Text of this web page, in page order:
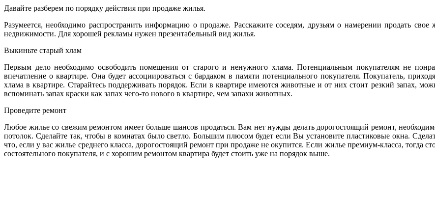
Давайте разберем по порядку действия при продаже жилья.
Разумеется, необходимо распространить информацию о продаже. Расскажите соседям, друзьям о намерении продать свое
недвижимости. Для хорошей рекламы нужен презентабельный вид жилья.
Выкиньте старый хлам
Первым дело необходимо освободить помещения от старого и ненужного хлама. Потенциальным покупателям не
впечатление о квартире. Она будет ассоциироваться с бардаком в памяти потенциального покупателя. Покупатель,
хлама в квартире. Старайтесь поддерживать порядок. Если в квартире имеются животные и от них стоит резкий запах,
вспоминать запах краски как запах чего-то нового в квартире, чем запахи животных.
Проведите ремонт
Любое жилье со свежим ремонтом имеет больше шансов продаться. Вам нет нужды делать дорогостоящий ремонт,
потолок. Сделайте так, чтобы в комнатах было светло. Большим плюсом будет если Вы установите пластиковые окна.
что, если у вас жилье среднего класса, дорогостоящий ремонт при продаже не окупится. Если жилье премиум-класса, тогда
состоятельного покупателя, и с хорошим ремонтом квартира будет стоить уже на порядок выше.